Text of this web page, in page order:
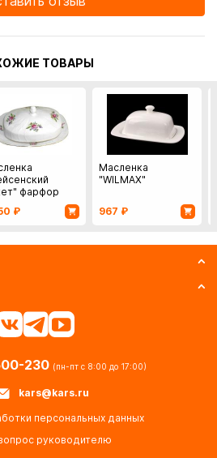
ТОВАРЫ
фарфор
₽
Масленка
"WILMAX"
967 ₽
230 (пн-пт с 8:00 до 17:00)
kars@kars.ru
персональных данных
руководителю